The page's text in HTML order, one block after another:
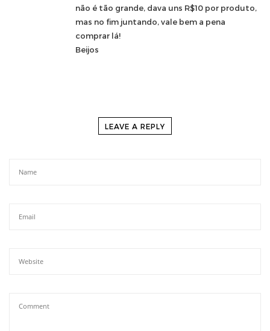
não é tão grande, dava uns R$10 por produto,
mas no fim juntando, vale bem a pena
comprar lá!
Beijos
LEAVE A REPLY